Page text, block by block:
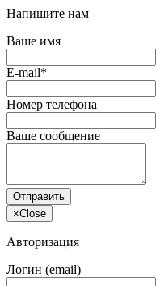
Напишите нам
Ваше имя
E-mail*
Номер телефона
Ваше сообщение
Отправить
×Close
Авторизация
Логин (email)